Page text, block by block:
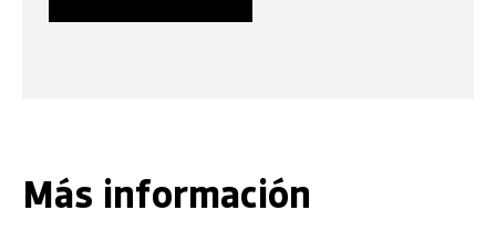
Más información